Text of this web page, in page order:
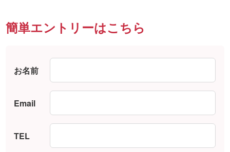
簡単エントリーはこちら
お名前
Email
TEL